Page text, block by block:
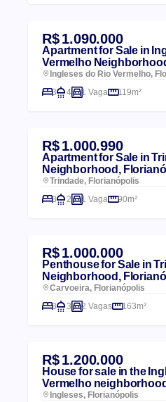
R$ 1.090.000
Apartment for Sale in
Vermelho
Ingleses do Rio Vermelho,
3
4 1 Vaga 119m²
R$ 1.000.990
Apartment for Sale in
Neighborhood,
Trindade, Florianópolis
3
2 1 Vaga 90m²
R$ 1.000.000
Penthouse for Sale in
Neighborhood,
Carvoeira, Florianópolis
3
3 2 Vagas 163m²
R$ 1.200.000
House for sale in the
Vermelho
Ingleses, Florianópolis